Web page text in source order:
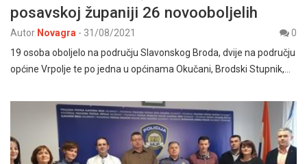
posavskoj županiji 26 novooboljelih
Autor Novagra - 31/08/2021
0
19 osoba oboljelo na području Slavonskog Broda, dvije na području
općine Vrpolje te po jedna u općinama Okučani, Brodski Stupnik,…